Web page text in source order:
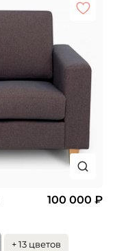
100 000 ₽
+ 13 цветов